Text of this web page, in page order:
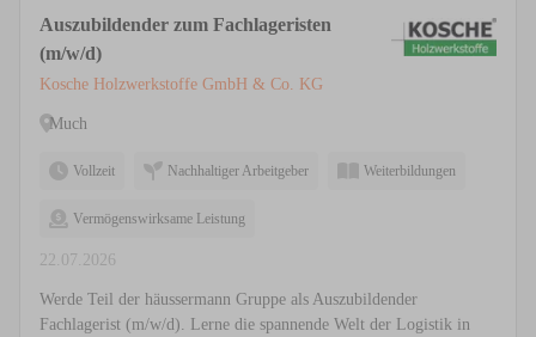
Auszubildender zum Fachlageristen
(m/w/d)
Kosche Holzwerkstoffe GmbH & Co. KG
Much
Vollzeit Nachhaltiger Arbeitgeber Weiterbildungen
Vermögenswirksame Leistung
22.07.2026
Werde Teil der häussermann Gruppe als Auszubildender
Fachlagerist (m/w/d). Lerne die spannende Welt der Logistik in